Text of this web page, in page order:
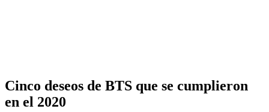
Cinco deseos de BTS que se cumplieron
en el 2020